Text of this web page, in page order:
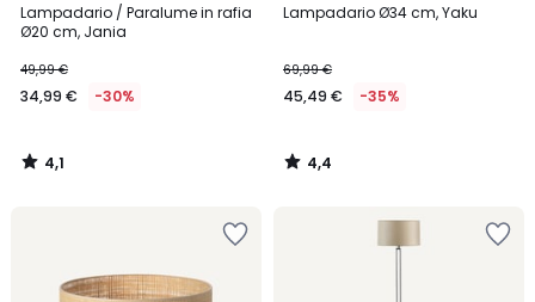
Lampadario / Paralume in rafia
Ø20 cm, Jania
49,99 €
34,99 € -30%
/ 5
4,1
/
Lampadario Ø34 cm, Yaku
69,99 €
45,49 € -35%
/ 5
4,4
/